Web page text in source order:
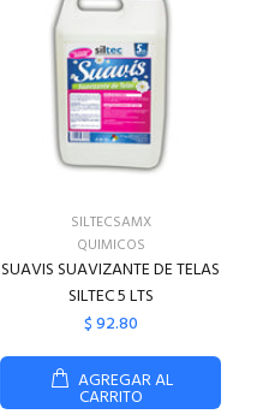
SILTECSAMX
QUIMICOS
SUAVIS SUAVIZANTE DE TELAS
SILTEC 5 LTS
$ 92.80
AGREGAR AL
CARRITO